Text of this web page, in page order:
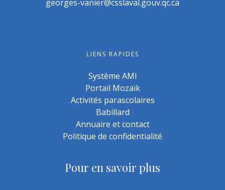
georges-vanier@csslaval.gouv.qc.ca
LIENS RAPIDES
Système AMI
Portail Mozaïk
Activités parascolaires
Babillard
Annuaire et contact
Politique de confidentialité
Pour en savoir plus